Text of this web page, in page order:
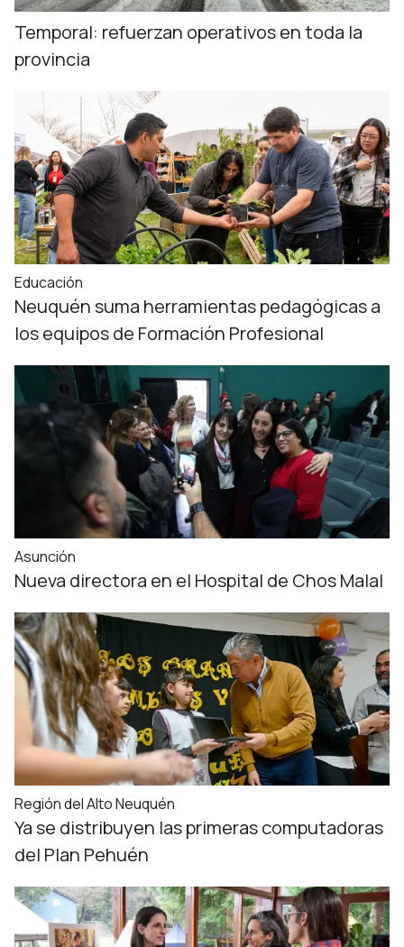
Temporal: refuerzan operativos en toda la
provincia
Educación
Neuquén suma herramientas pedagógicas a
los equipos de Formación Profesional
Asunción
Nueva directora en el Hospital de Chos Malal
Región del Alto Neuquén
Ya se distribuyen las primeras computadoras
del Plan Pehuén